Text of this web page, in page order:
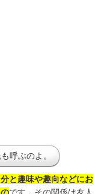
呼ぶのよ。
分と趣味や趣向などにお